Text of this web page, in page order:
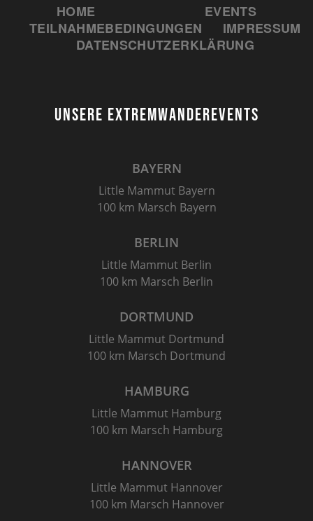
HOME
EVENTS
TEILNAHMEBEDINGUNGEN
IMPRESSUM
DATENSCHUTZERKLÄRUNG
UNSERE EXTREMWANDEREVENTS
BAYERN
Little Mammut Bayern
100 km Marsch Bayern
BERLIN
Little Mammut Berlin
100 km Marsch Berlin
DORTMUND
Little Mammut Dortmund
100 km Marsch Dortmund
HAMBURG
Little Mammut Hamburg
100 km Marsch Hamburg
HANNOVER
Little Mammut Hannover
100 km Marsch Hannover